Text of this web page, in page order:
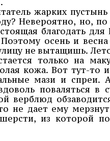
жарких
Невероятно, но,
благодать
осень и
не вытащишь.
только на
кожа. Вот тут-то
мази и спреи.
поваляться в
верблюд
не дает ему
из которой